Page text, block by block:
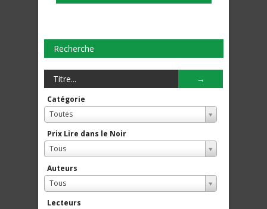
Recherche
Catégorie
Toutes
Prix Lire dans le Noir
Tous
Auteurs
Tous
Lecteurs